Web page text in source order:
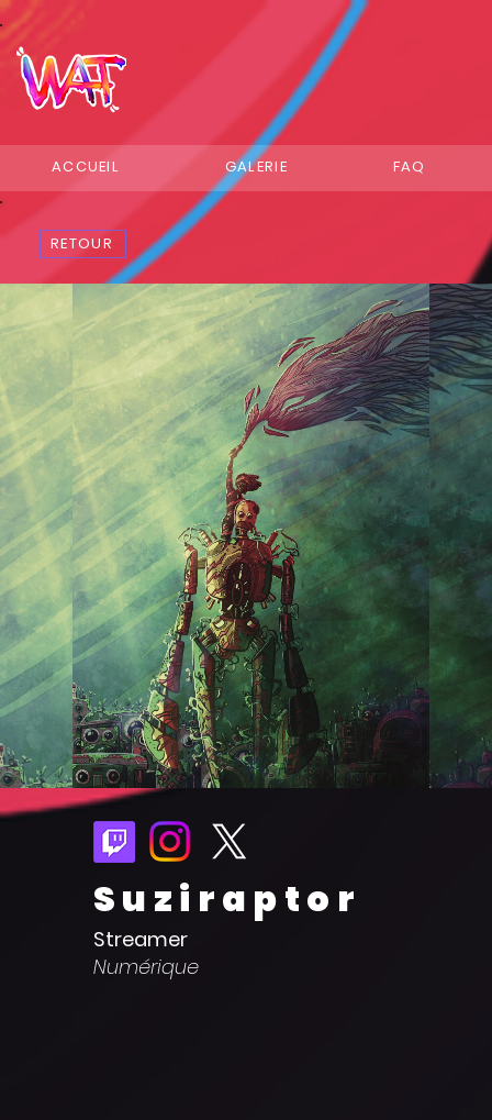
ACCUEIL GALERIE FAQ
RETOUR
Suziraptor
Streamer
Numérique